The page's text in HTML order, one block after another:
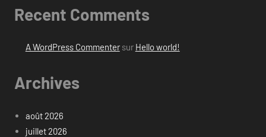
Recent Comments
A WordPress Commentersur Hello world!
Archives
août 2026
juillet 2026